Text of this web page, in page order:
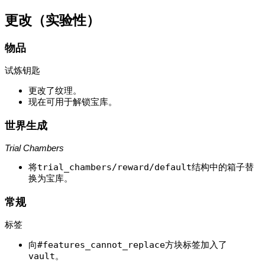
更改（实验性）
物品
试炼钥匙
更改了纹理。
现在可用于解锁宝库。
世界生成
Trial Chambers
将trial_chambers/reward/default结构中的箱子替
换为宝库。
常规
标签
向#features_cannot_replace方块标签加入了
vault。